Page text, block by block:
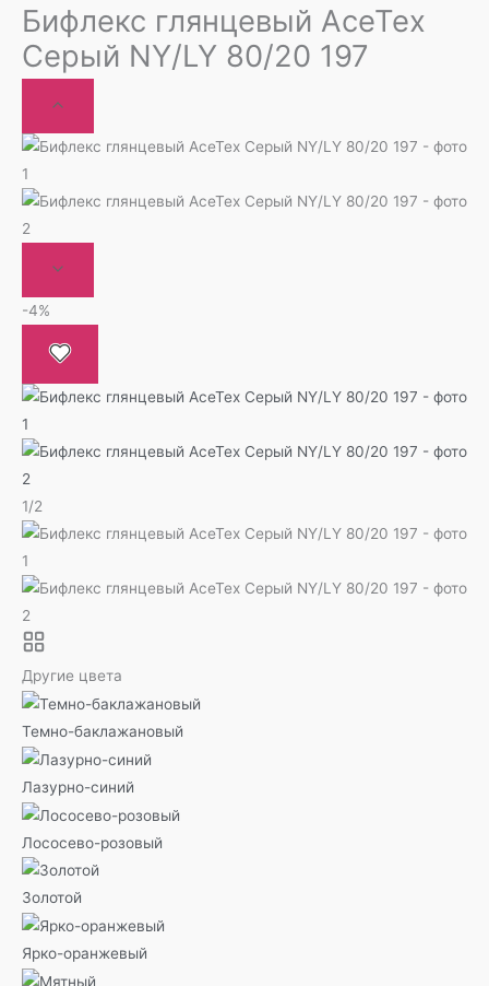
Бифлекс глянцевый AceTex
Серый NY/LY 80/20 197
-4%
1/2
Другие цвета
Темно-баклажановый
Лазурно-синий
Лососево-розовый
Золотой
Ярко-оранжевый